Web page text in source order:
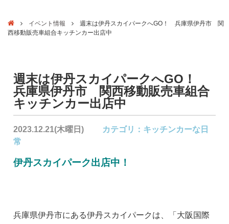
イベント情報
週末は伊丹スカイパークへGO！ 兵庫県伊丹市 関
西移動販売車組合キッチンカー出店中
週末は伊丹スカイパークへGO！
兵庫県伊丹市 関西移動販売車組合
キッチンカー出店中
2023.12.21(木曜日) カテゴリ： キッチンカーな日
常
伊丹スカイパーク出店中！
兵庫県伊丹市にある伊丹スカイパークは、「大阪国際